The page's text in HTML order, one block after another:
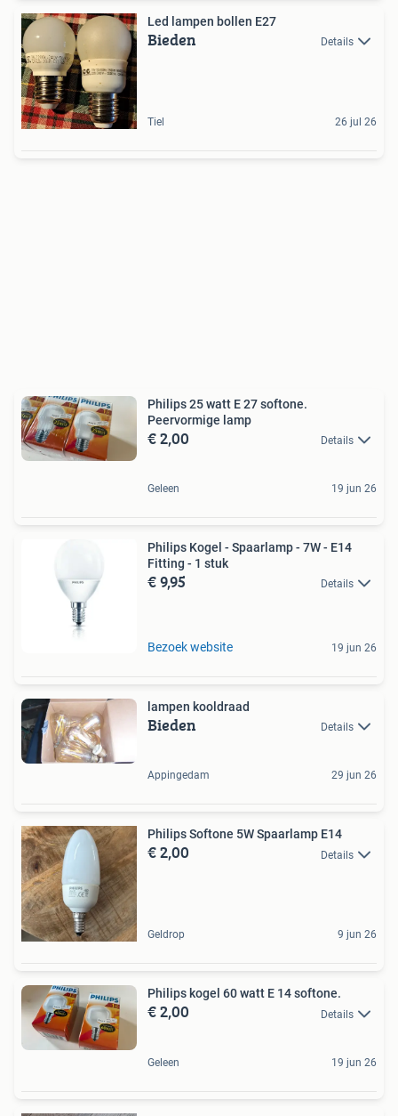
Led lampen bollen E27
Bieden Details
Tiel 26 jul 26
Philips 25 watt E 27 softone.
Peervormige lamp
€ 2,00 Details
Geleen 19 jun 26
Philips Kogel - Spaarlamp - 7W - E14
Fitting - 1 stuk
€ 9,95 Details
Bezoek website 19 jun 26
lampen kooldraad
Bieden Details
Appingedam 29 jun 26
Philips Softone 5W Spaarlamp E14
€ 2,00 Details
Geldrop 9 jun 26
Philips kogel 60 watt E 14 softone.
€ 2,00 Details
Geleen 19 jun 26